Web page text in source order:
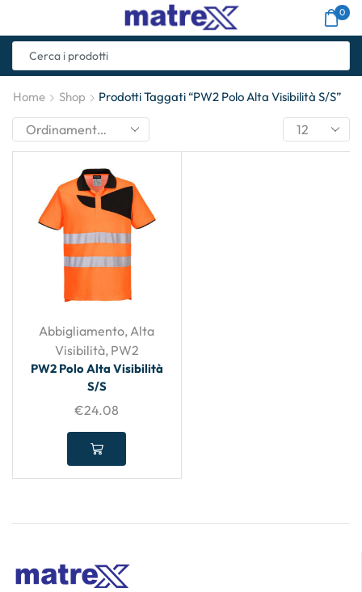
0
Home Shop Prodotti Taggati “PW2 Polo Alta Visibilità S/S”
Abbigliamento, Alta
Visibilità, PW2
PW2 Polo Alta Visibilità
S/S
€24.08